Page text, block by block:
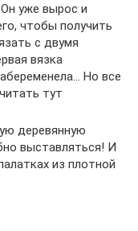
уже вырос и
чтобы получить
с двумя
вязка
Но все
тут
деревянную
выставляться! И
из плотной